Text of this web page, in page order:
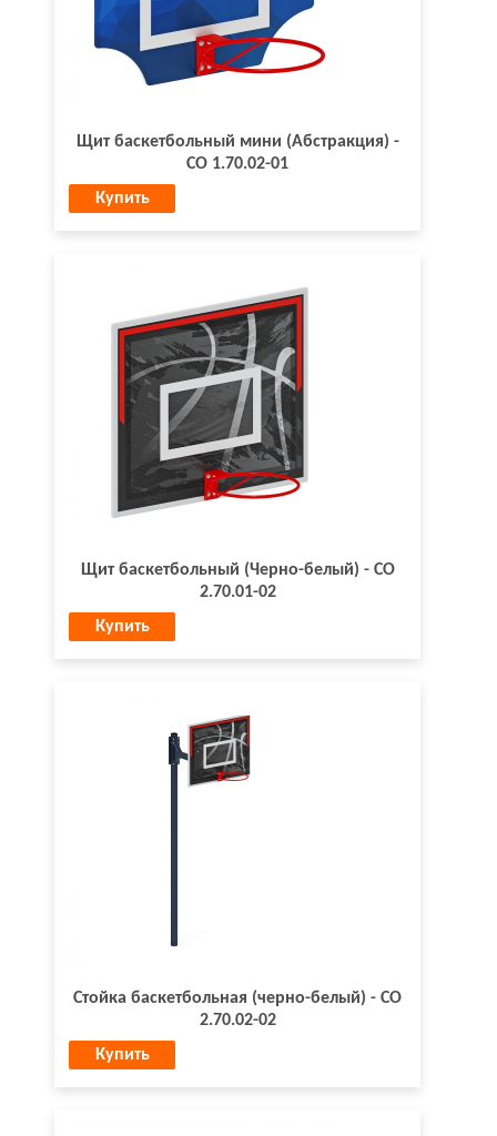
Щит баскетбольный мини (Абстракция) -
СО 1.70.02-01
Купить
Щит баскетбольный (Черно-белый) - СО
2.70.01-02
Купить
Стойка баскетбольная (черно-белый) - СО
2.70.02-02
Купить